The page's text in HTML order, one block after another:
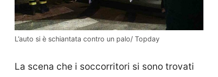
L’auto si è schiantata contro un palo/ Topday
La scena che i soccorritori si sono trovati